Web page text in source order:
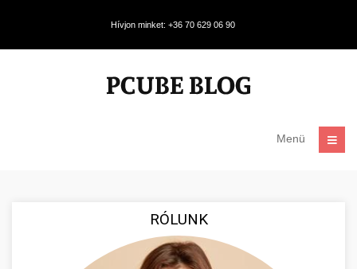
Hívjon minket: +36 70 629 06 90
Menü
RÓLUNK